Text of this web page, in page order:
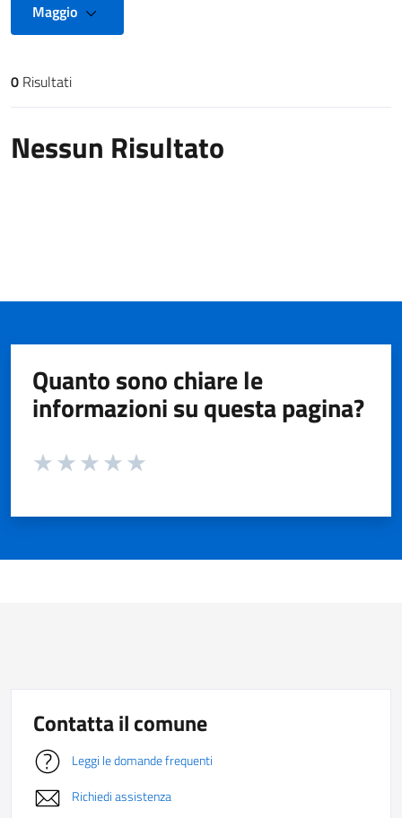
Maggio
Risultati di ricerca
0 Risultati
Nessun Risultato
Quanto sono chiare le
informazioni su questa pagina?
Valuta da 1 a 5 stelle la pagina
Contatta il comune
Leggi le domande frequenti
Richiedi assistenza